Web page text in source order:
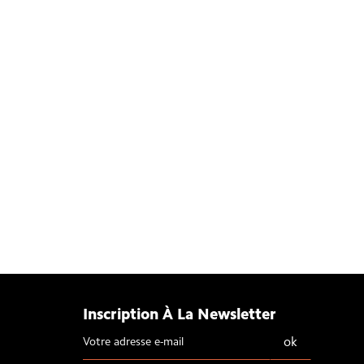
Inscription À La Newsletter